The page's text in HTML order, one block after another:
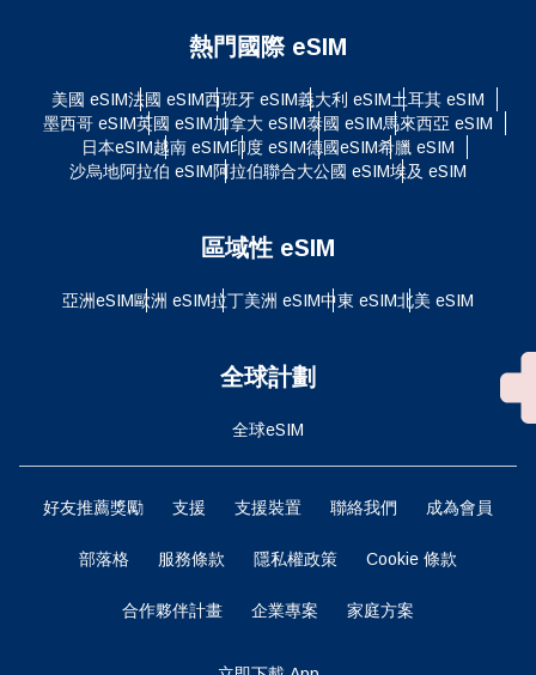
熱門國際 eSIM
美國 eSIM法國 eSIM西班牙 eSIM義大利 eSIM土耳其 eSIM
墨西哥 eSIM英國 eSIM加拿大 eSIM泰國 eSIM馬來西亞 eSIM
日本eSIM越南 eSIM印度 eSIM德國eSIM希臘 eSIM
沙烏地阿拉伯 eSIM阿拉伯聯合大公國 eSIM埃及 eSIM
區域性 eSIM
亞洲eSIM歐洲 eSIM拉丁美洲 eSIM中東 eSIM北美 eSIM
全球計劃
全球eSIM
好友推薦獎勵 支援 支援裝置 聯絡我們 成為會員
部落格 服務條款 隱私權政策 Cookie 條款
合作夥伴計畫 企業專案 家庭方案